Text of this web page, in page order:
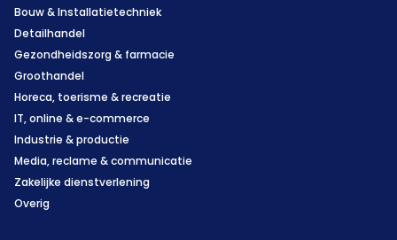
Bouw & Installatietechniek
Detailhandel
Gezondheidszorg & farmacie
Groothandel
Horeca, toerisme & recreatie
IT, online & e-commerce
Industrie & productie
Media, reclame & communicatie
Zakelijke dienstverlening
Overig